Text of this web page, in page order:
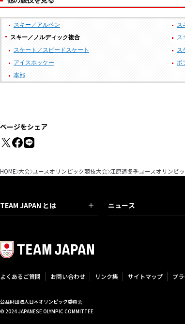
スキー／アルペン ス
スキー／ノルディック複合
ス
スケート／スピードスケート
ス
アイスホッケー
ボ
本部
ページをシェア
HOME 大会 ユースオリンピック競技大会 江原道冬季ユースオリンピ
TEAM JAPAN とは ニュース
よくあるご質問 お問い合わせ リンク集 サイトマップ プ
公益財団法人日本オリンピック委員会
© 2024 JAPANESE OLYMPIC COMMITTEE